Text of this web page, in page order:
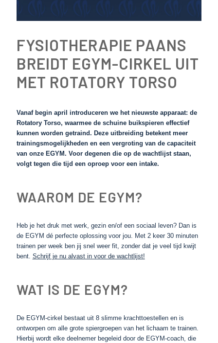
FYSIOTHERAPIE PAANS
BREIDT EGYM-CIRKEL UIT
MET ROTATORY TORSO
Vanaf begin april introduceren we het nieuwste apparaat: de
Rotatory Torso, waarmee de schuine buikspieren effectief
kunnen worden getraind. Deze uitbreiding betekent meer
trainingsmogelijkheden en een vergroting van de capaciteit
van onze EGYM. Voor degenen die op de wachtlijst staan,
volgt tegen die tijd een oproep voor een intake.
WAAROM DE EGYM?
Heb je het druk met werk, gezin en/of een sociaal leven? Dan is
de EGYM dé perfecte oplossing voor jou. Met 2 keer 30 minuten
trainen per week ben jij snel weer fit, zonder dat je veel tijd kwijt
bent. Schrijf je nu alvast in voor de wachtlijst!
WAT IS DE EGYM?
De EGYM-cirkel bestaat uit 8 slimme krachttoestellen en is
ontworpen om alle grote spiergroepen van het lichaam te trainen.
Hierbij wordt elke deelnemer begeleid door de EGYM-coach, die